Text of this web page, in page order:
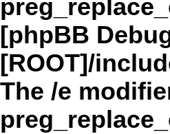
[phpBB
[ROOT]/
The /e